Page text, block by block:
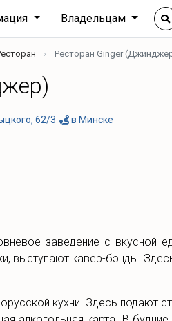
Владельцам
Ресторан Ginger
62/3 в Минске
заведение с вкусной
выступают кавер-бэнды.
кухни. Здесь подают